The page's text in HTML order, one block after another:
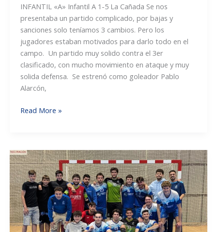
INFANTIL «A» Infantil A 1-5 La Cañada Se nos
presentaba un partido complicado, por bajas y
sanciones solo teníamos 3 cambios. Pero los
jugadores estaban motivados para darlo todo en el
campo. Un partido muy solido contra el 3er
clasificado, con mucho movimiento en ataque y muy
solida defensa. Se estrenó como goleador Pablo
Alarcón,
Crónicas
buenos
partidos
de
los
equipos
prebenjamines
que
Read More »